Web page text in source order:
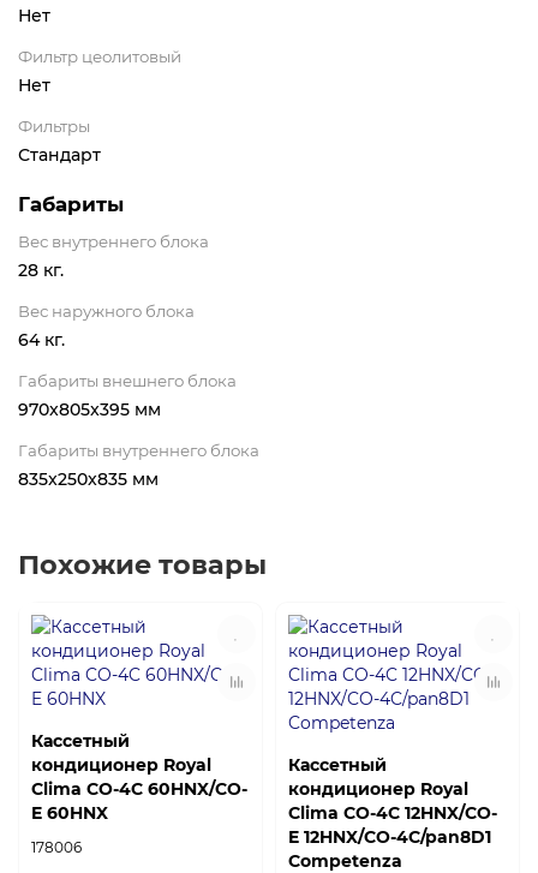
Нет
Фильтр цеолитовый
Нет
Фильтры
Стандарт
Габариты
Вес внутреннего блока
28 кг.
Вес наружного блока
64 кг.
Габариты внешнего блока
970x805x395 мм
Габариты внутреннего блока
835x250x835 мм
Похожие товары
Кассетный
кондиционер Royal
Clima CO-4C 60HNX/CO-
E 60HNX
178006
Кассетный
кондиционер Royal
Clima CO-4C 12HNX/CO-
E 12HNX/CO-4C/pan8D1
Competenza